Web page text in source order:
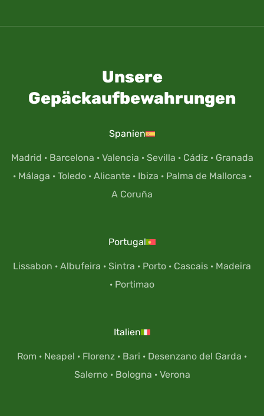
Unsere
Gepäckaufbewahrungen
Spanien
Madrid · Barcelona · Valencia · Sevilla · Cádiz· Granada
· Málaga · Toledo· Alicante· Ibiza · Palma de Mallorca ·
A Coruña
Portugal
Lissabon · Albufeira · Sintra · Porto · Cascais · Madeira
· Portimao
Italien
Rom · Neapel · Florenz · Bari · Desenzano del Garda ·
Salerno· Bologna · Verona